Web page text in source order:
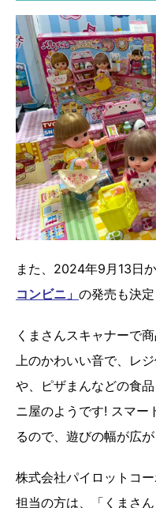
また、2024年9月13日
コンビニ」 の発売も決
くまさんスキャナーで
上のかわいい音で、レ
や、ピザまんなどの食
ニ屋のようです! スマー
るので、遊びの幅が広が
株式会社パイロットコ
担当の方は、「くまさ